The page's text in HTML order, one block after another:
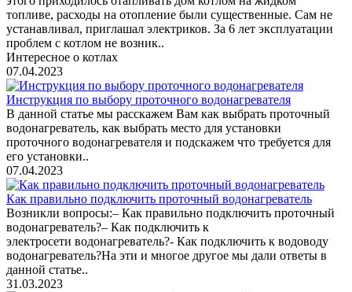
топливе, расходы на отопление были существенные. Сам не
устанавливал, приглашал электриков. За 6 лет эксплуатации
проблем с котлом не возник..
Интересное о котлах
07.04.2023
Инструкция по выбору проточного водонагревателя
В данной статье мы расскажем Вам как выбрать проточный
водонагреватель, как выбрать место для установки
проточного водонагревателя и подскажем что требуется для
его установки..
07.04.2023
Как правильно подключить проточный водонагреватель
Возникли вопросы:– Как правильно подключить проточный
водонагреватель?– Как подключить к
электросети водонагреватель?- Как подключить к водоводу
водонагреватель?На эти и многое другое мы дали ответы в
данной статье..
31.03.2023